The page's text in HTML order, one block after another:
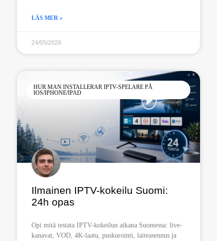
LÄS MER »
24/05/2026
HUR MAN INSTALLERAR IPTV-SPELARE PÅ
IOS/IPHONE/IPAD
Ilmainen IPTV-kokeilu Suomi:
24h opas
Opi mitä testata IPTV-kokeilun aikana Suomessa: live-
kanavat, VOD, 4K-laatu, puskurointi, laiteasennus ja